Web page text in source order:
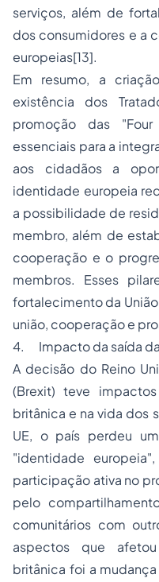
serviços, além de
dos consumidores e a
europeias[13].
Em resumo, a
existência dos
promoção das
essenciais para a
aos cidadãos a
identidade europeia
a possibilidade de
membro, além de
cooperação e o
membros. Esses
fortalecimento da
união, cooperação e
4. Impacto da saída
A decisão do Reino
(Brexit) teve
britânica e na vida dos
UE, o país perdeu
"identidade
participação ativa no
pelo
comunitários com
aspectos que
britânica foi a